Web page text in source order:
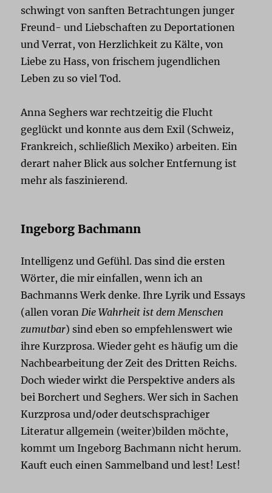
schwingt von sanften Betrachtungen junger
Freund- und Liebschaften zu Deportationen
und Verrat, von Herzlichkeit zu Kälte, von
Liebe zu Hass, von frischem jugendlichen
Leben zu so viel Tod.
Anna Seghers war rechtzeitig die Flucht
geglückt und konnte aus dem Exil (Schweiz,
Frankreich, schließlich Mexiko) arbeiten. Ein
derart naher Blick aus solcher Entfernung ist
mehr als faszinierend.
Ingeborg Bachmann
Intelligenz und Gefühl. Das sind die ersten
Wörter, die mir einfallen, wenn ich an
Bachmanns Werk denke. Ihre Lyrik und Essays
(allen voran Die Wahrheit ist dem Menschen
zumutbar) sind eben so empfehlenswert wie
ihre Kurzprosa. Wieder geht es häufig um die
Nachbearbeitung der Zeit des Dritten Reichs.
Doch wieder wirkt die Perspektive anders als
bei Borchert und Seghers. Wer sich in Sachen
Kurzprosa und/oder deutschsprachiger
Literatur allgemein (weiter)bilden möchte,
kommt um Ingeborg Bachmann nicht herum.
Kauft euch einen Sammelband und lest! Lest!